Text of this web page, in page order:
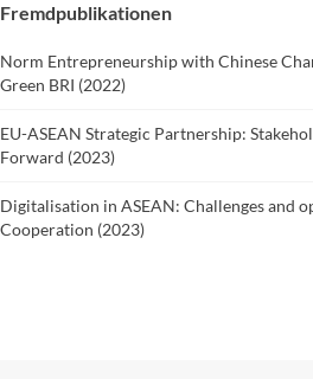
Fremdpublikationen
Norm Entrepreneurship with Chinese
Green BRI (2022)
EU-ASEAN Strategic Partnership:
Forward (2023)
Digitalisation in ASEAN: Challenges and
Cooperation (2023)